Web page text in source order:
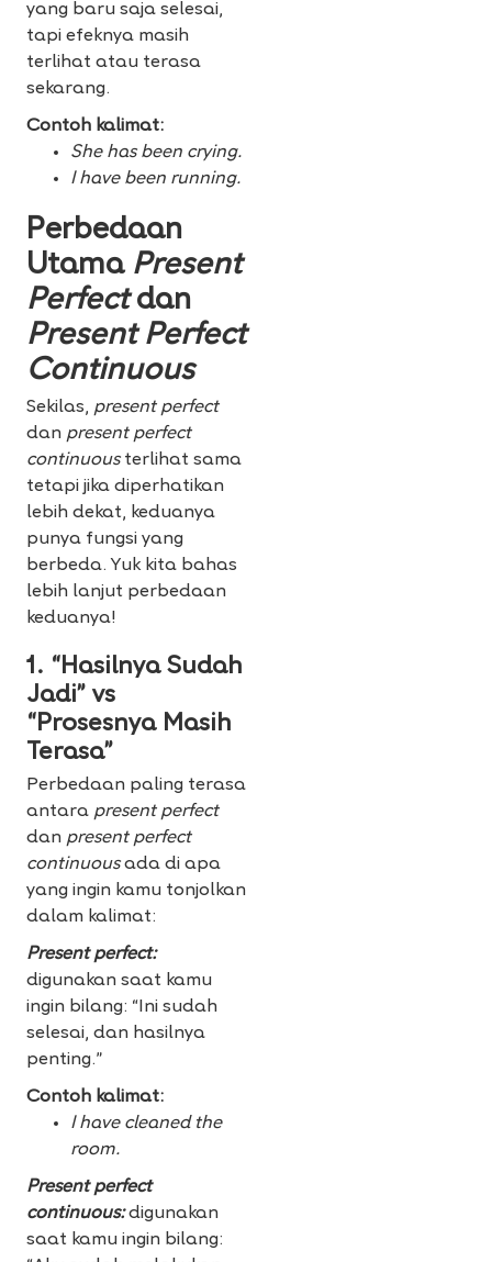
yang baru saja selesai,
tapi efeknya masih
terlihat atau terasa
sekarang.
Contoh kalimat:
She has been crying.
I have been running.
Perbedaan
Utama Present
Perfectdan
Present Perfect
Continuous
Sekilas, present perfect
dan present perfect
continuousterlihat sama
tetapi jika diperhatikan
lebih dekat, keduanya
punya fungsi yang
berbeda. Yuk kita bahas
lebih lanjut perbedaan
keduanya!
1. “Hasilnya Sudah
Jadi” vs
“Prosesnya Masih
Terasa”
Perbedaan paling terasa
antara present perfect
dan present perfect
continuousada di apa
yang ingin kamu tonjolkan
dalam kalimat:
Present perfect:
digunakan saat kamu
ingin bilang: “Ini sudah
selesai, dan hasilnya
penting.”
Contoh kalimat:
I have cleaned the
room.
Present perfect
continuous:digunakan
saat kamu ingin bilang: